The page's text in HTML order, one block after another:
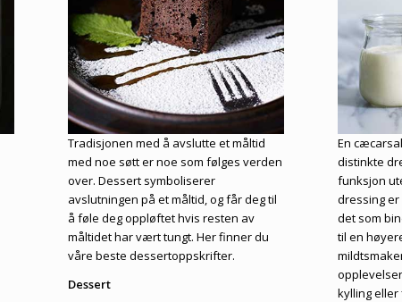
Tradisjonen med å avslutte et måltid
med noe søtt er noe som følges verden
over. Dessert symboliserer
avslutningen på et måltid, og får deg til
å føle deg oppløftet hvis resten av
måltidet har vært tungt. Her finner du
våre beste dessertoppskrifter.
Dessert
En
distinkte
funksjon
dressing
det som
til en
kylling